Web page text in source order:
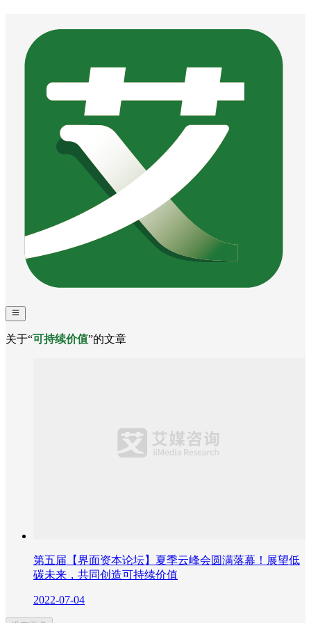
关于“可持续价值”的文章
第五届【界面资本论坛】夏季云峰会圆满落幕！展望低
碳未来，共同创造可持续价值
2022-07-04